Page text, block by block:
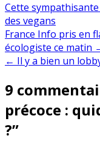
Cette
des vegans
Navigation
de
France Info pris en
écologiste ce matin
← Il y a bien un
9
précoce :
?”